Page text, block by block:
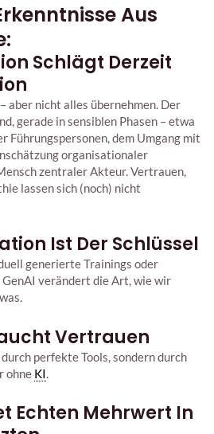
Aus
Schlägt Derzeit
aber nicht alles übernehmen. Der
gerade in sensiblen Phasen – etwa
Führungspersonen, dem Umgang mit
organisationaler
zentraler Akteur. Vertrauen,
lassen sich (noch) nicht
Ist Der Schlüssel
generierte Trainings oder
verändert die Art, wie wir
Vertrauen
perfekte Tools, sondern durch
ohne KI.
Echten Mehrwert In